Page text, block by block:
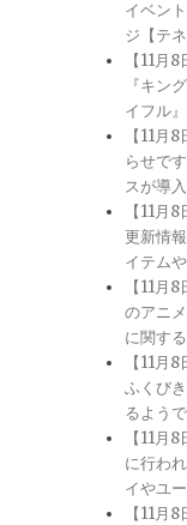
イベン
ジ【テ
【11月
『キン
イフル
【11月
らせで
スが導
【11月
更新情
イテム
【11月
のアニ
に関す
【11月
ふくび
るよう
【11月
に行わ
イやユ
【11月